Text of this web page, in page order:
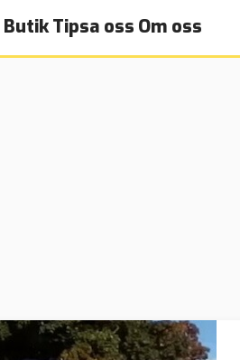
ButikTipsa oss Om oss